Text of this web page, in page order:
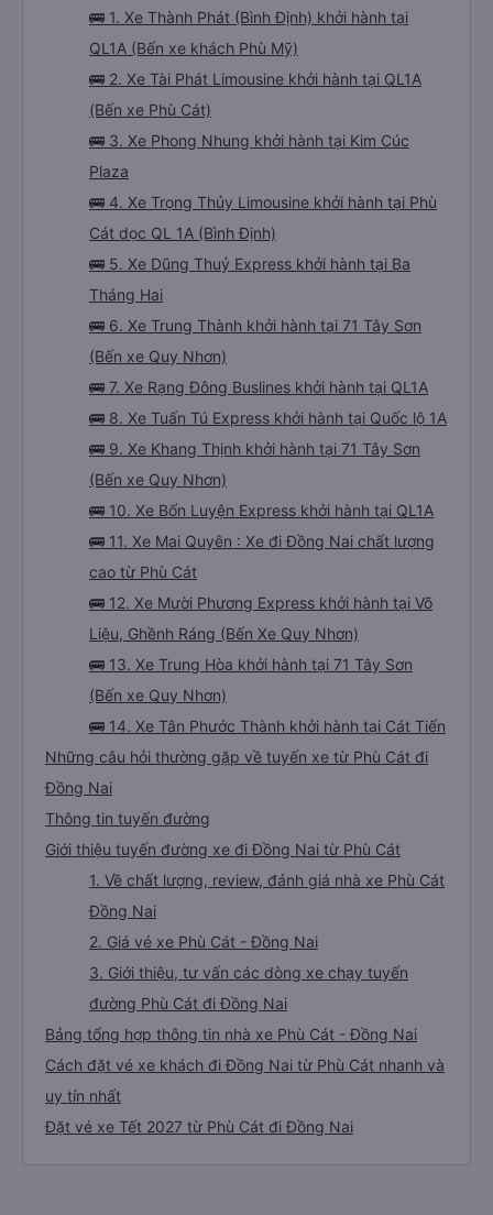
🚌 1. Xe Thành Phát (Bình Định) khởi hành tại
QL1A (Bến xe khách Phù Mỹ)
🚌 2. Xe Tài Phát Limousine khởi hành tại QL1A
(Bến xe Phù Cát)
🚌 3. Xe Phong Nhung khởi hành tại Kim Cúc
Plaza
🚌 4. Xe Trọng Thủy Limousine khởi hành tại Phù
Cát dọc QL 1A (Bình Định)
🚌 5. Xe Dũng Thuỷ Express khởi hành tại Ba
Tháng Hai
🚌 6. Xe Trung Thành khởi hành tại 71 Tây Sơn
(Bến xe Quy Nhơn)
🚌 7. Xe Rạng Đông Buslines khởi hành tại QL1A
🚌 8. Xe Tuấn Tú Express khởi hành tại Quốc lộ 1A
🚌 9. Xe Khang Thịnh khởi hành tại 71 Tây Sơn
(Bến xe Quy Nhơn)
🚌 10. Xe Bốn Luyện Express khởi hành tại QL1A
🚌 11. Xe Mai Quyên : Xe đi Đồng Nai chất lượng
cao từ Phù Cát
🚌 12. Xe Mười Phương Express khởi hành tại Võ
Liệu, Ghềnh Ráng (Bến Xe Quy Nhơn)
🚌 13. Xe Trung Hòa khởi hành tại 71 Tây Sơn
(Bến xe Quy Nhơn)
🚌 14. Xe Tân Phước Thành khởi hành tại Cát Tiến
Những câu hỏi thường gặp về tuyến xe từ Phù Cát đi
Đồng Nai
Thông tin tuyến đường
Giới thiệu tuyến đường xe đi Đồng Nai từ Phù Cát
1. Về chất lượng, review, đánh giá nhà xe Phù Cát
Đồng Nai
2. Giá vé xe Phù Cát - Đồng Nai
3. Giới thiệu, tư vấn các dòng xe chạy tuyến
đường Phù Cát đi Đồng Nai
Bảng tổng hợp thông tin nhà xe Phù Cát - Đồng Nai
Cách đặt vé xe khách đi Đồng Nai từ Phù Cát nhanh và
uy tín nhất
Đặt vé xe Tết 2027 từ Phù Cát đi Đồng Nai